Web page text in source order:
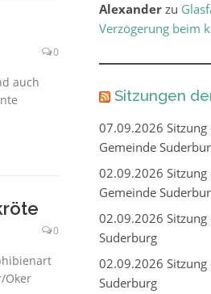
0
auch
0
Oker
Alexanderzu
Verzögerung beim
Sitzungen
07.09.2026 Sitzung
Gemeinde
02.09.2026 Sitzung
Gemeinde
02.09.2026 Sitzung
Suderburg
02.09.2026 Sitzung
Suderburg